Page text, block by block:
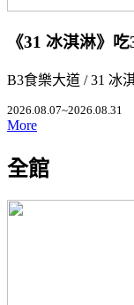
《31 冰淇淋》
B3食樂大道 / 31 冰
2026.08.07~2026.08.31
More
全館